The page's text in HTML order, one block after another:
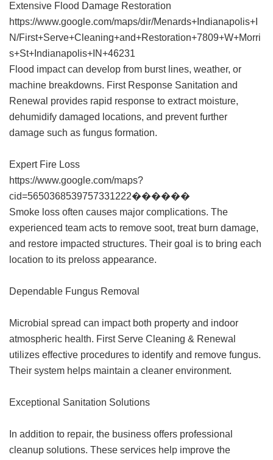
Extensive Flood Damage Restoration
https://www.google.com/maps/dir/Menards+Indianapolis+I
N/First+Serve+Cleaning+and+Restoration+7809+W+Morri
s+St+Indianapolis+IN+46231
Flood impact can develop from burst lines, weather, or
machine breakdowns. First Response Sanitation and
Renewal provides rapid response to extract moisture,
dehumidify damaged locations, and prevent further
damage such as fungus formation.
Expert Fire Loss
https://www.google.com/maps?
cid=5650368539757331222������
Smoke loss often causes major complications. The
experienced team acts to remove soot, treat burn damage,
and restore impacted structures. Their goal is to bring each
location to its preloss appearance.
Dependable Fungus Removal
Microbial spread can impact both property and indoor
atmospheric health. First Serve Cleaning & Renewal
utilizes effective procedures to identify and remove fungus.
Their system helps maintain a cleaner environment.
Exceptional Sanitation Solutions
In addition to repair, the business offers professional
cleanup solutions. These services help improve the